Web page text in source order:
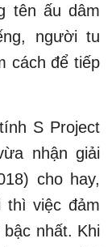
tên ấu dâm
người tu
cách để tiếp
S Project
nhận giải
cho hay,
thì việc đảm
nhất. Khi